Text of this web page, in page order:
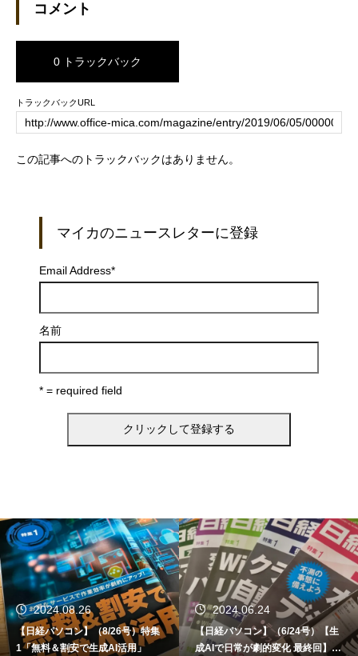
コメント
0 トラックバック
トラックバックURL
この記事へのトラックバックはありません。
マイカのニュースレターに登録
Email Address*
名前
* = required field
2024.06.24
【日経パソコン】（6/24号）【生
成AIで日常が劇的変化 最終回】 A
2024.06.12
【書籍】ゼロからはじめる なる
ど！Copilot活用術（技術評論社